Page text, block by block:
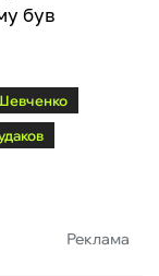
був
Реклама